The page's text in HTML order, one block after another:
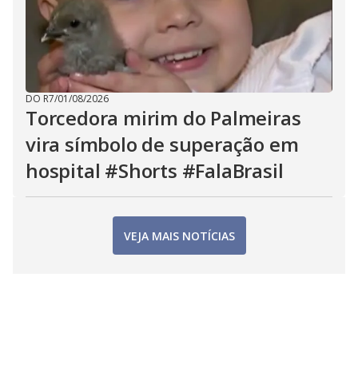
DO R7/01/08/2026
Torcedora mirim do Palmeiras
vira símbolo de superação em
hospital #Shorts #FalaBrasil
VEJA MAIS NOTÍCIAS